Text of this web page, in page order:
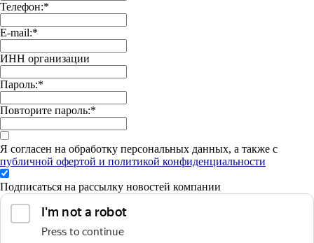
Телефон:*
E-mail:*
ИНН организации
Пароль:*
Повторите пароль:*
Я согласен на обработку персональных данных, а также с
публичной офертой и политикой конфиденциальности
Подписаться на рассылку новостей компании